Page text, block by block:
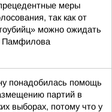
меры
так как от
можно ожидать
Памфилова
понадобилась помощь
партий в
выборах, потому что у